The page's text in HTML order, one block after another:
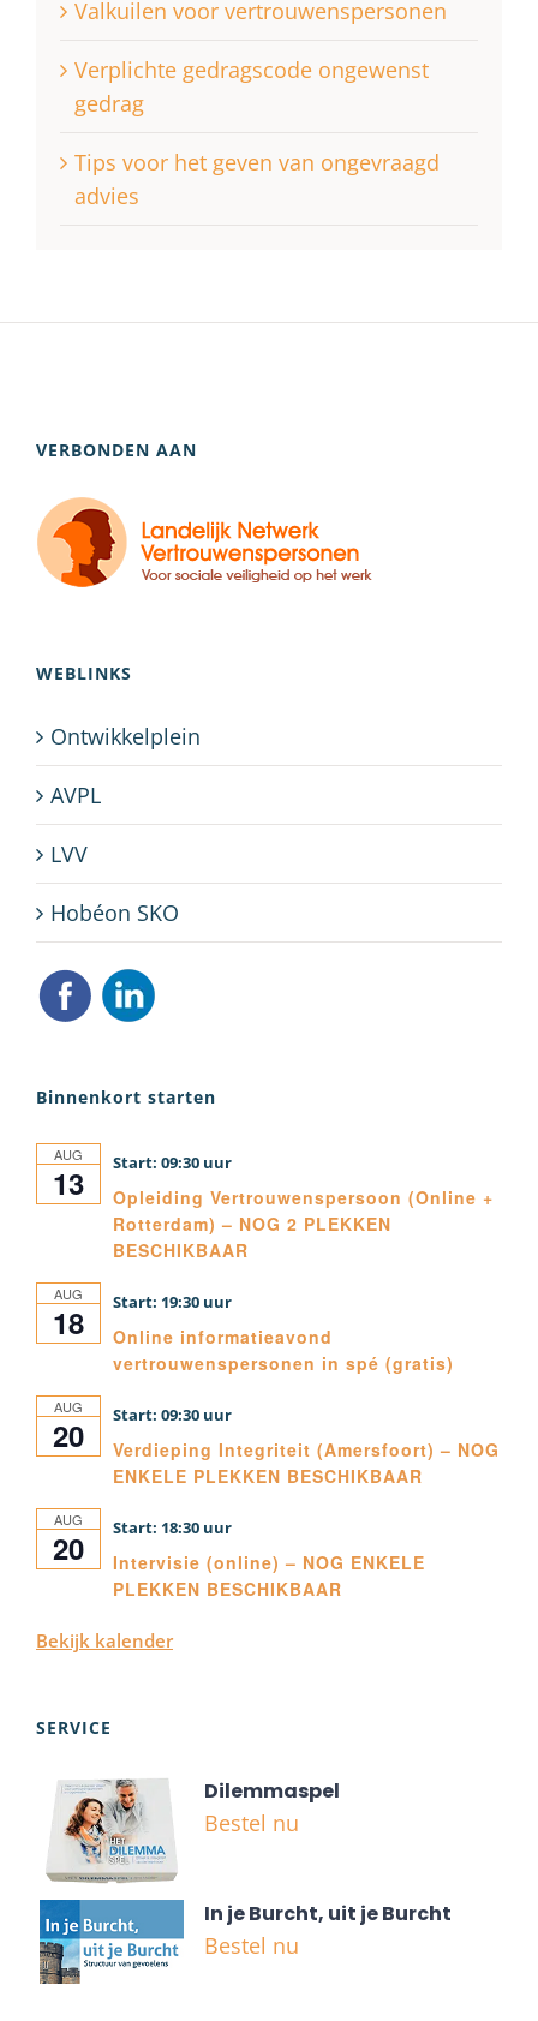
Valkuilen voor vertrouwenspersonen
Verplichte gedragscode ongewenst
gedrag
Tips voor het geven van ongevraagd
advies
VERBONDEN AAN
WEBLINKS
Ontwikkelplein
AVPL
LVV
Hobéon SKO
Binnenkort starten
AUG
13 09:30
Opleiding Vertrouwenspersoon (Online +
Rotterdam) – NOG 2 PLEKKEN
BESCHIKBAAR
AUG
18 19:30
Online informatieavond
vertrouwenspersonen in spé (gratis)
AUG
20 09:30
Verdieping Integriteit (Amersfoort) – NOG
ENKELE PLEKKEN BESCHIKBAAR
AUG
20 18:30
Intervisie (online) – NOG ENKELE
PLEKKEN BESCHIKBAAR
Bekijk kalender
SERVICE
Dilemmaspel
Bestel nu
In je Burcht, uit je Burcht
Bestel nu